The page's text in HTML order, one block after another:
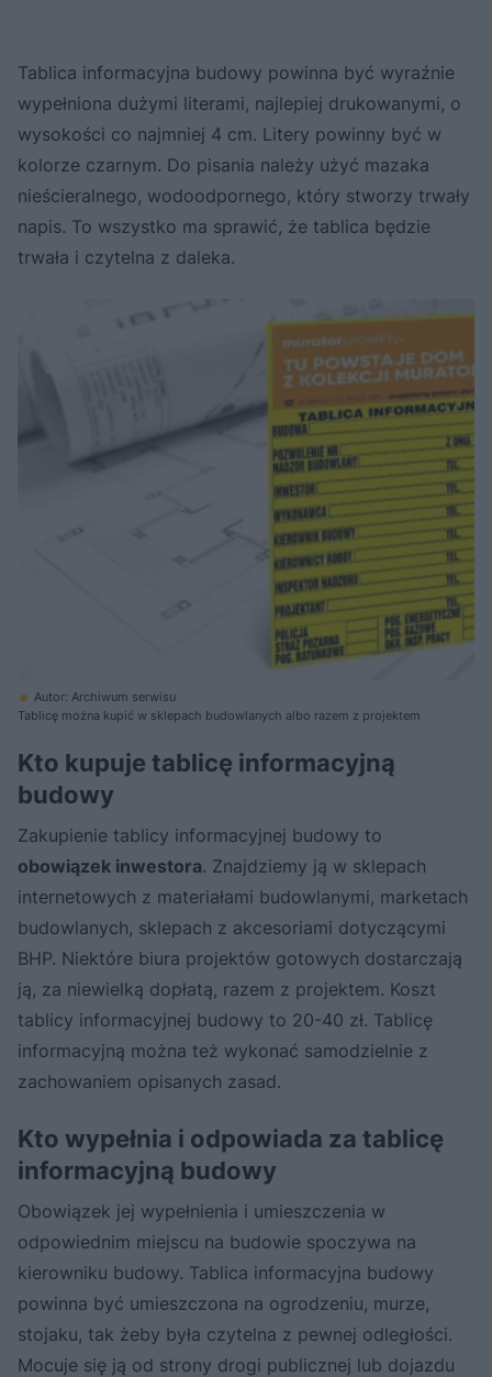
Tablica informacyjna budowy powinna być wyraźnie
wypełniona dużymi literami, najlepiej drukowanymi, o
wysokości co najmniej 4 cm. Litery powinny być w
kolorze czarnym. Do pisania należy użyć mazaka
nieścieralnego, wodoodpornego, który stworzy trwały
napis. To wszystko ma sprawić, że tablica będzie
trwała i czytelna z daleka.
Autor: Archiwum serwisu
Tablicę można kupić w sklepach budowlanych albo razem z projektem
Kto kupuje tablicę informacyjną
budowy
Zakupienie tablicy informacyjnej budowy to
obowiązek inwestora. Znajdziemy ją w sklepach
internetowych z materiałami budowlanymi, marketach
budowlanych, sklepach z akcesoriami dotyczącymi
BHP. Niektóre biura projektów gotowych dostarczają
ją, za niewielką dopłatą, razem z projektem. Koszt
tablicy informacyjnej budowy to 20-40 zł. Tablicę
informacyjną można też wykonać samodzielnie z
zachowaniem opisanych zasad.
Kto wypełnia i odpowiada za tablicę
informacyjną budowy
Obowiązek jej wypełnienia i umieszczenia w
odpowiednim miejscu na budowie spoczywa na
kierowniku budowy. Tablica informacyjna budowy
powinna być umieszczona na ogrodzeniu, murze,
stojaku, tak żeby była czytelna z pewnej odległości.
Mocuje się ją od strony drogi publicznej lub dojazdu